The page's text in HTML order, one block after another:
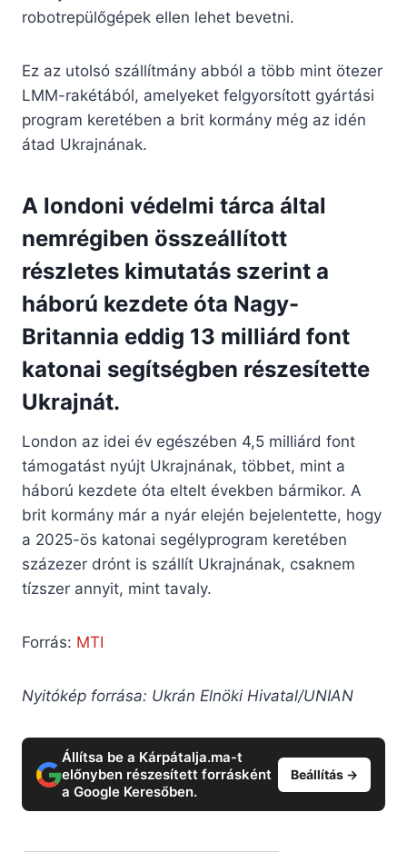
robotrepülőgépek ellen lehet bevetni.
Ez az utolsó szállítmány abból a több mint ötezer
LMM-rakétából, amelyeket felgyorsított gyártási
program keretében a brit kormány még az idén
átad Ukrajnának.
A londoni védelmi tárca által
nemrégiben összeállított
részletes kimutatás szerint a
háború kezdete óta Nagy-
Britannia eddig 13 milliárd font
katonai segítségben részesítette
Ukrajnát.
London az idei év egészében 4,5 milliárd font
támogatást nyújt Ukrajnának, többet, mint a
háború kezdete óta eltelt években bármikor. A
brit kormány már a nyár elején bejelentette, hogy
a 2025-ös katonai segélyprogram keretében
százezer drónt is szállít Ukrajnának, csaknem
tízszer annyit, mint tavaly.
Forrás: MTI
Nyitókép forrása: Ukrán Elnöki Hivatal/UNIAN
Állítsa be a Kárpátalja.ma-t
előnyben részesített forrásként
a Google Keresőben.
Beállítás →